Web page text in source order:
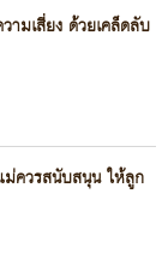
ามเสี่ยง ด้วยเคล็ดลับ
ควรสนับสนุน ให้ลูก